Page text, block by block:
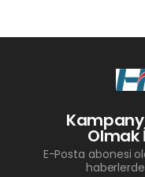
Olmak
E-Posta abonesi